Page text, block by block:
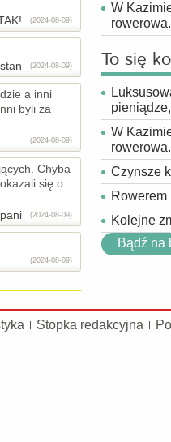
(2024-08-09)
(2024-08-09)
a inni
byli za
(2024-08-09)
Chyba
się o
(2024-08-09)
(2024-08-09)
W
To się
W
Czynsze
Rowerem
Kolejne
Bądź na
Stopka redakcyjna